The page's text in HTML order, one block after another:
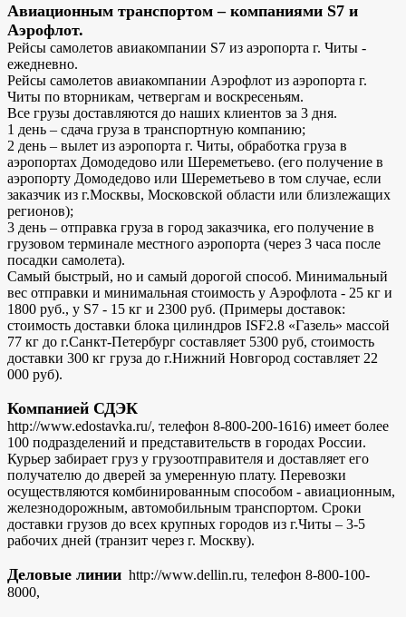
Авиационным транспортом – компаниями S7 и
Аэрофлот.
Рейсы самолетов авиакомпании S7 из аэропорта г. Читы -
ежедневно.
Рейсы самолетов авиакомпании Аэрофлот из аэропорта г.
Читы по вторникам, четвергам и воскресеньям.
Все грузы доставляются до наших клиентов за 3 дня.
1 день – сдача груза в транспортную компанию;
2 день – вылет из аэропорта г. Читы, обработка груза в
аэропортах Домодедово или Шереметьево. (его получение в
аэропорту Домодедово или Шереметьево в том случае, если
заказчик из г.Москвы, Московской области или близлежащих
регионов);
3 день – отправка груза в город заказчика, его получение в
грузовом терминале местного аэропорта (через 3 часа после
посадки самолета).
Самый быстрый, но и самый дорогой способ. Минимальный
вес отправки и минимальная стоимость у Аэрофлота - 25 кг и
1800 руб., у S7 - 15 кг и 2300 руб. (Примеры доставок:
стоимость доставки блока цилиндров ISF2.8 «Газель» массой
77 кг до г.Санкт-Петербург составляет 5300 руб, стоимость
доставки 300 кг груза до г.Нижний Новгород составляет 22
000 руб).
Компанией СДЭК
http://www.edostavka.ru/, телефон 8-800-200-1616) имеет более
100 подразделений и представительств в городах России.
Курьер забирает груз у грузоотправителя и доставляет его
получателю до дверей за умеренную плату. Перевозки
осуществляются комбинированным способом - авиационным,
железнодорожным, автомобильным транспортом. Сроки
доставки грузов до всех крупных городов из г.Читы – 3-5
рабочих дней (транзит через г. Москву).
Деловые линии http://www.dellin.ru, телефон 8-800-100-
8000,